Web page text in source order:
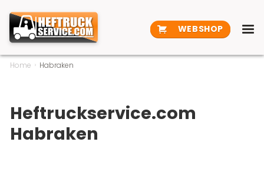
WEBSHOP
Home Habraken
Heftruckservice.com
Habraken